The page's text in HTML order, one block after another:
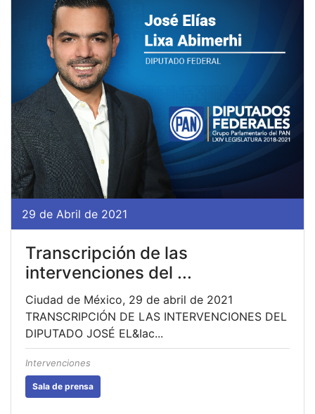
29 de Abril de 2021
Transcripción de las
intervenciones del ...
Ciudad de México, 29 de abril de 2021
TRANSCRIPCIÓN DE LAS INTERVENCIONES DEL
DIPUTADO JOSÉ EL&Iac...
Intervenciones
Sala de prensa